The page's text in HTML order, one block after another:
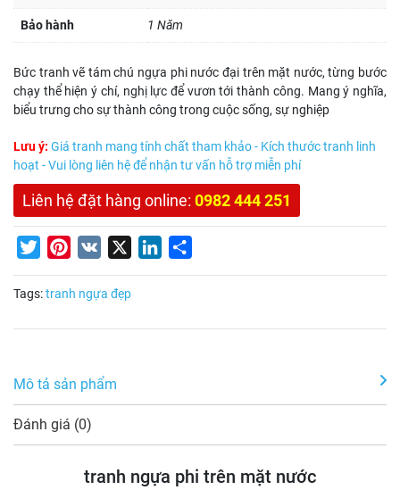
Bảo hành 1 Năm
Bức tranh vẽ tám chú ngựa phi nước đại trên mặt nước, từng bước
chạy thể hiện ý chí, nghị lực để vươn tới thành công. Mang ý nghĩa,
biểu trưng cho sự thành công trong cuộc sống, sự nghiệp
Lưu ý: Giá tranh mang tính chất tham khảo - Kích thước tranh linh
hoạt - Vui lòng liên hệ để nhận tư vấn hỗ trợ miễn phí
Liên hệ đặt hàng online: 0982 444 251
TwitterPinterest
VK LinkedIn
Tags:tranh ngựa đẹp
Mô tả sản phẩm
Đánh giá (0)
tranh ngựa phi trên mặt nước